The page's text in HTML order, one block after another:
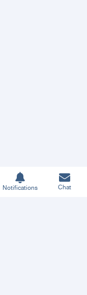
Notifications Chat